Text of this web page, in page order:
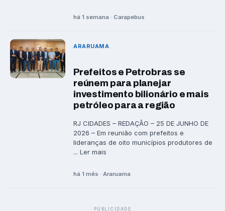
há 1 semana · Carapebus
ARARUAMA
Prefeitos e Petrobras se
reúnem para planejar
investimento bilionário e mais
petróleo para a região
RJ CIDADES – REDAÇÃO – 25 DE JUNHO DE
2026 – Em reunião com prefeitos e
lideranças de oito municípios produtores de
... Ler mais
há 1 mês · Araruama
PUBLICIDADE